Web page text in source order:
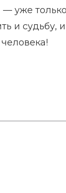
уже только
и судьбу,